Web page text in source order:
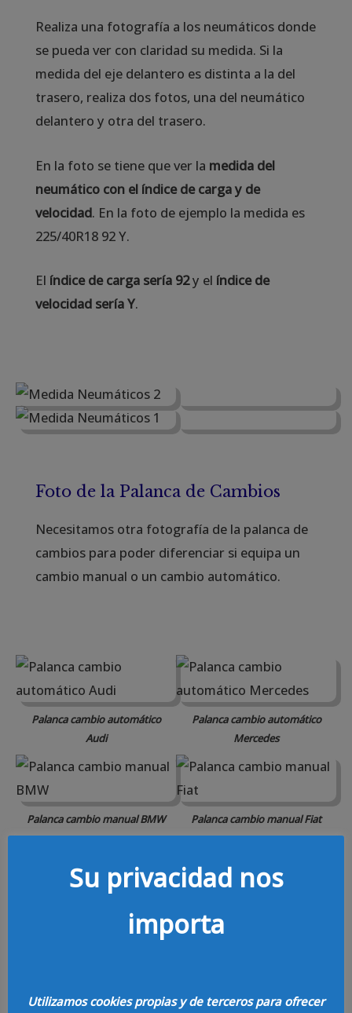
Realiza una fotografía a los neumáticos donde
se pueda ver con claridad su medida. Si la
medida del eje delantero es distinta a la del
trasero, realiza dos fotos, una del neumático
delantero y otra del trasero.
En la foto se tiene que ver la medida del
neumático con el índice de carga y de
velocidad. En la foto de ejemplo la medida es
225/40R18 92 Y.
El índice de carga sería 92y el índice de
velocidad sería Y.
Foto de la Palanca de Cambios
Necesitamos otra fotografía de la palanca de
cambios para poder diferenciar si equipa un
cambio manual o un cambio automático.
Palanca cambio automático
Audi
Palanca cambio automático
Mercedes
Palanca cambio manual BMW Palanca cambio manual Fiat
Foto de la Placa del Enganche de
Remolque (Si lo instala)
placa del dispositivo de acoplamiento.
Su privacidad nos
importa
Utilizamos cookies propias y de terceros para ofrecer